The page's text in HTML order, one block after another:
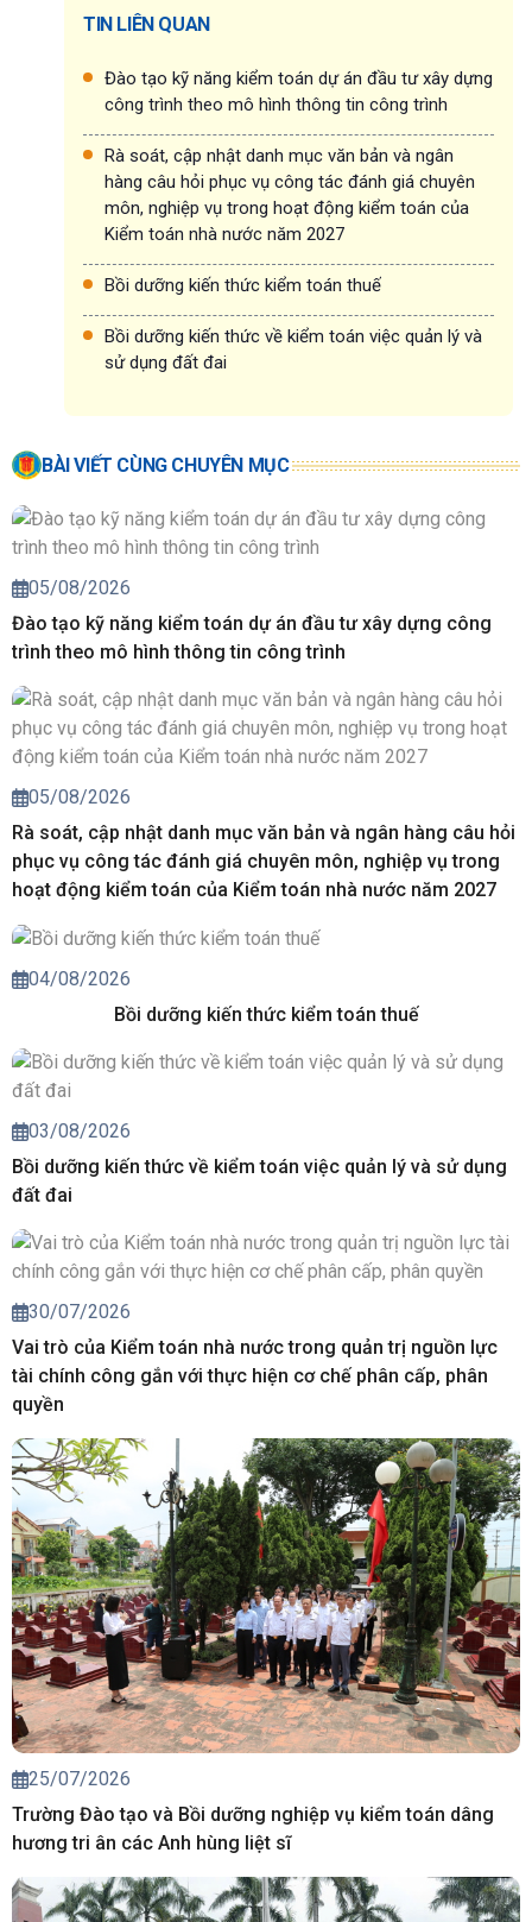
TIN LIÊN QUAN
Đào tạo kỹ năng kiểm toán dự án đầu tư xây dựng
công trình theo mô hình thông tin công trình
Rà soát, cập nhật danh mục văn bản và ngân
hàng câu hỏi phục vụ công tác đánh giá chuyên
môn, nghiệp vụ trong hoạt động kiểm toán của
Kiểm toán nhà nước năm 2027
Bồi dưỡng kiến thức kiểm toán thuế
Bồi dưỡng kiến thức về kiểm toán việc quản lý và
sử dụng đất đai
BÀI VIẾT CÙNG CHUYÊN MỤC
05/08/2026
Đào tạo kỹ năng kiểm toán dự án đầu tư xây dựng công
trình theo mô hình thông tin công trình
05/08/2026
Rà soát, cập nhật danh mục văn bản và ngân hàng câu hỏi
phục vụ công tác đánh giá chuyên môn, nghiệp vụ trong
hoạt động kiểm toán của Kiểm toán nhà nước năm 2027
04/08/2026
Bồi dưỡng kiến thức kiểm toán thuế
03/08/2026
Bồi dưỡng kiến thức về kiểm toán việc quản lý và sử dụng
đất đai
30/07/2026
Vai trò của Kiểm toán nhà nước trong quản trị nguồn lực
tài chính công gắn với thực hiện cơ chế phân cấp, phân
quyền
25/07/2026
Trường Đào tạo và Bồi dưỡng nghiệp vụ kiểm toán dâng
hương tri ân các Anh hùng liệt sĩ